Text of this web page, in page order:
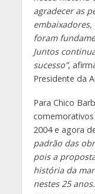
agradecer as
foram
Juntos
sucesso”,
Presidente da
Para Chico
2004 e agora
padrão das
pois a
história da
nestes 25 anos.